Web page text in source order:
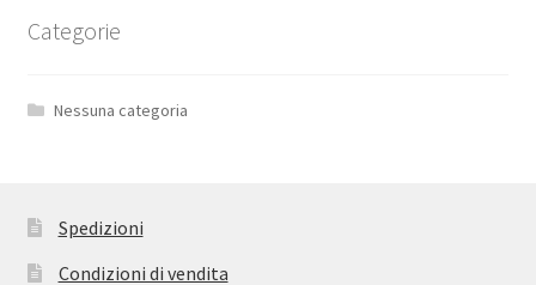
Categorie
Nessuna categoria
Spedizioni
Condizioni di vendita